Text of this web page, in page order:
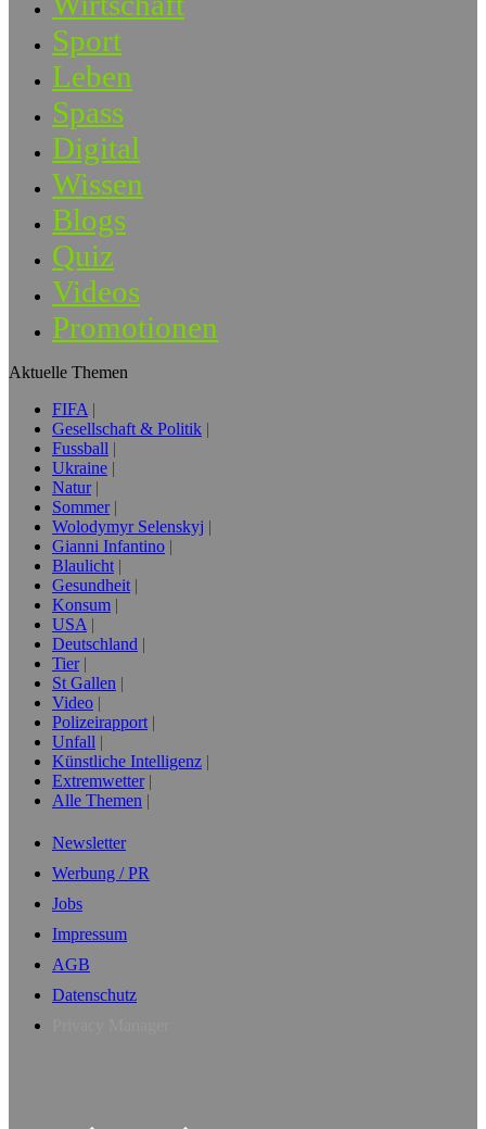
Sport
Leben
Spass
Digital
Wissen
Blogs
Quiz
Videos
Promotionen
Aktuelle Themen
FIFA
Gesellschaft & Politik
Fussball
Ukraine
Natur
Sommer
Wolodymyr Selenskyj
Gianni Infantino
Blaulicht
Gesundheit
Konsum
USA
Deutschland
Tier
St Gallen
Video
Polizeirapport
Unfall
Künstliche Intelligenz
Extremwetter
Alle Themen
Newsletter
Werbung / PR
Jobs
Impressum
AGB
Datenschutz